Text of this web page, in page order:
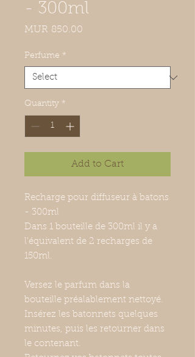
- 300ml
MUR 850.00
Perfume *
Quantity *
Add to Cart
Recharge pour diffuseur à batons
- 300ml
Dans 1 bouteille de 300ml il y a
l'équivalent de 2 recharges de
150ml.
Versez le parfum dans la
bouteille préalablement nettoyé.
Insérez les batonnets quelques
minutes, puis les retourner dans
le contenant.